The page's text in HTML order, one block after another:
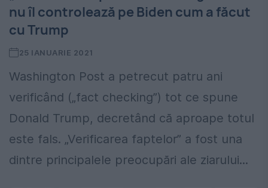
nu îl controlează pe Biden cum a făcut
cu Trump
25 IANUARIE 2021
Washington Post a petrecut patru ani
verificând („fact checking”) tot ce spune
Donald Trump, decretând că aproape totul
este fals. „Verificarea faptelor” a fost una
dintre principalele preocupări ale ziarului...